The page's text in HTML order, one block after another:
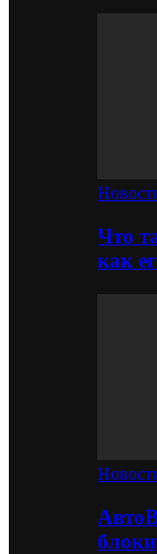
Что
как